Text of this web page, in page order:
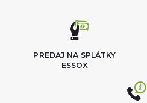
PREDAJ NA SPLÁTKY
ESSOX